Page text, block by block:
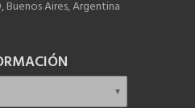
Buenos Aires, Argentina